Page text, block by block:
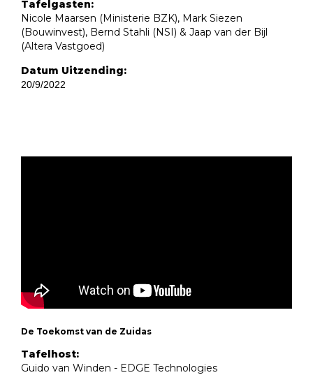
Tafelgasten:
Nicole Maarsen (Ministerie BZK), Mark Siezen
(Bouwinvest), Bernd Stahli (NSI) & Jaap van der Bijl
(Altera Vastgoed)
Datum Uitzending:
20/9/2022
De Toekomst van de Zuidas
Tafelhost:
Guido van Winden - EDGE Technologies